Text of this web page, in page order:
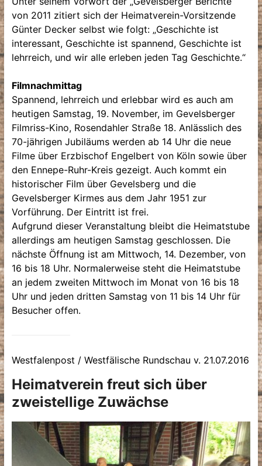
von 2011 zitiert sich der Heimatverein-Vorsitzende
Günter Decker selbst wie folgt: „Geschichte ist
interessant, Geschichte ist spannend, Geschichte ist
lehrreich, und wir alle erleben jeden Tag Geschichte.“
Filmnachmittag
Spannend, lehrreich und erlebbar wird es auch am
heutigen Samstag, 19. November, im Gevelsberger
Filmriss-Kino, Rosendahler Straße 18. Anlässlich des
70-jährigen Jubiläums werden ab 14 Uhr die neue
Filme über Erzbischof Engelbert von Köln sowie über
den Ennepe-Ruhr-Kreis gezeigt. Auch kommt ein
historischer Film über Gevelsberg und die
Gevelsberger Kirmes aus dem Jahr 1951 zur
Vorführung. Der Eintritt ist frei.
Aufgrund dieser Veranstaltung bleibt die Heimatstube
allerdings am heutigen Samstag geschlossen. Die
nächste Öffnung ist am Mittwoch, 14. Dezember, von
16 bis 18 Uhr. Normalerweise steht die Heimatstube
an jedem zweiten Mittwoch im Monat von 16 bis 18
Uhr und jeden dritten Samstag von 11 bis 14 Uhr für
Besucher offen.
Westfalenpost / Westfälische Rundschau v. 21.07.2016
Heimatverein freut sich über
zweistellige Zuwächse